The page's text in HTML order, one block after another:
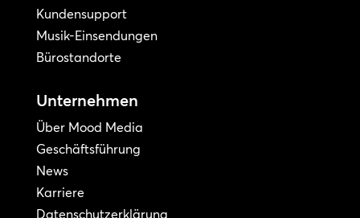
Kundensupport
Musik-Einsendungen
Bürostandorte
Unternehmen
Über Mood Media
Geschäftsführung
News
Karriere
Datenschutzerklärung